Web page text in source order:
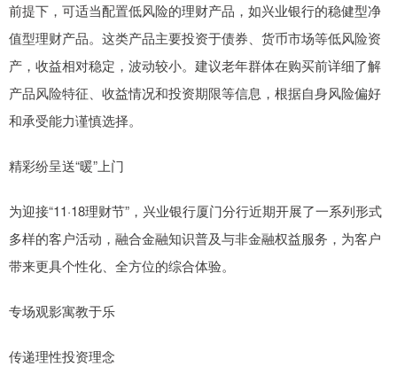
前提下，可适当配置低风险的理财产品，如兴业银行的稳健型净
值型理财产品。这类产品主要投资于债券、货币市场等低风险资
产，收益相对稳定，波动较小。建议老年群体在购买前详细了解
产品风险特征、收益情况和投资期限等信息，根据自身风险偏好
和承受能力谨慎选择。
精彩纷呈送“暖”上门
为迎接“11·18理财节”，兴业银行厦门分行近期开展了一系列形式
多样的客户活动，融合金融知识普及与非金融权益服务，为客户
带来更具个性化、全方位的综合体验。
专场观影寓教于乐
传递理性投资理念